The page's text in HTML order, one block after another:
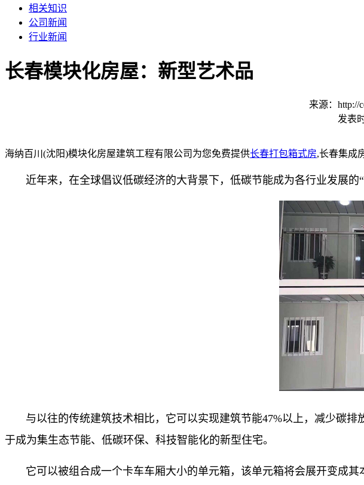
相关知识
公司新闻
行业新闻
长春模块化房屋：新型艺术品
来源：http://
发表
海纳百川(沈阳)模块化房屋建筑工程有限公司为您免费提供长春打包箱式房,长春集成
近年来，在全球倡议低碳经济的大背景下，低碳节能成为各行业发展的“
与以往的传统建筑技术相比，它可以实现建筑节能47%以上，减少碳排
于成为集生态节能、低碳环保、科技智能化的新型住宅。
它可以被组合成一个卡车车厢大小的单元箱，该单元箱将会展开变成